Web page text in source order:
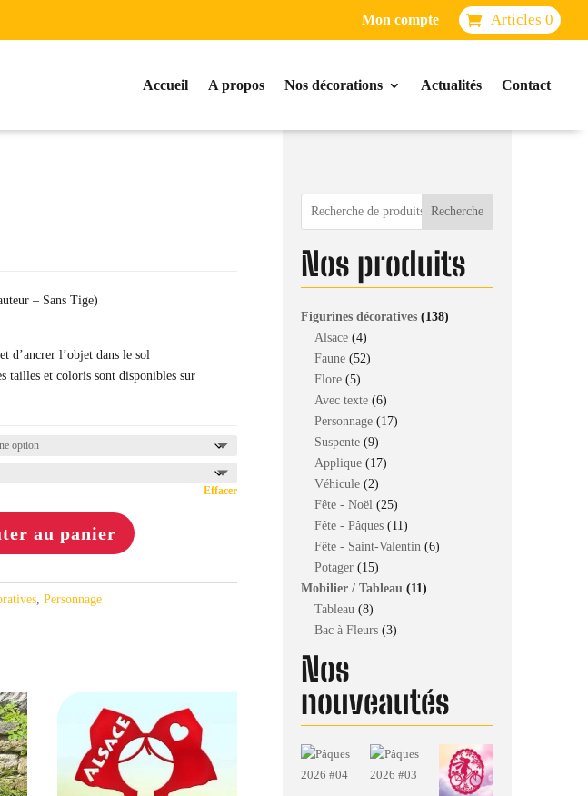
Mon compte Articles 0
Accueil A propos Nos décorations Actualités Contact
– Sans Tige)
d’ancrer l’objet dans le sol
tailles et coloris sont disponibles sur
Effacer
au panier
, Personnage
Recherche
Nos produits
Figurines décoratives 138138
Alsace 44
produits
Faune 5252
Flore 55
produits
Avec texte 66
produits
Personnage 1717
Suspente 99
produits
Applique 1717
Véhicule 22
produits
Fête - Noël 2525
produits
Fête - Pâques 1111
produits
Fête - Saint-Valentin 66
Potager 1515
produits
Mobilier / Tableau 1111
Tableau 88
produits
Bac à Fleurs 33
Nos
nouveautés